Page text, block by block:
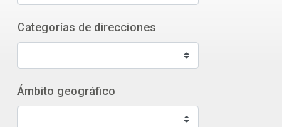
Categorías de direcciones
Ámbito geográfico